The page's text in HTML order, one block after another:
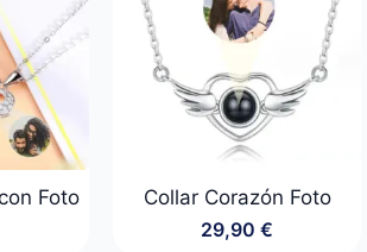
Foto
Collar Corazón Foto
29,90 €